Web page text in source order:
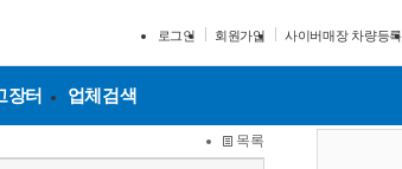
로그인 회원가입 사이버매장 차량등록
장터 업체검색
목록